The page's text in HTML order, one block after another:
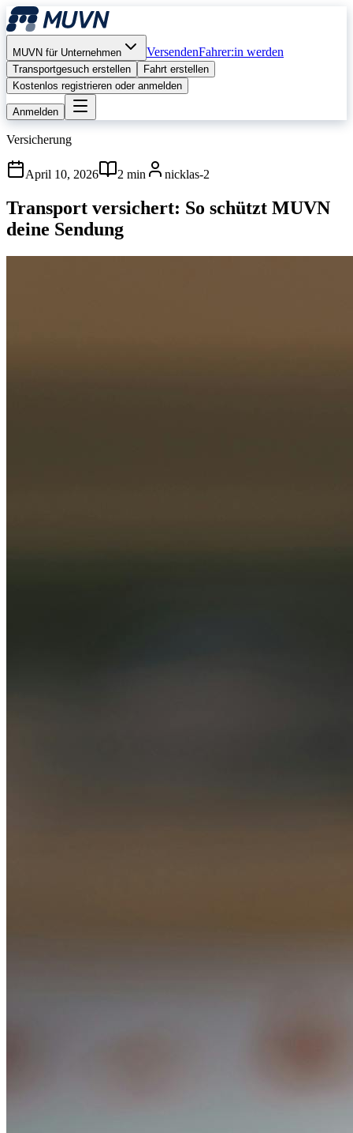
MUVN für Unternehmen VersendenFahrer:in werden
Transportgesuch erstellen
Fahrt erstellen
Kostenlos registrieren oder anmelden
Anmelden
Versicherung
April 10, 2026 2 min nicklas-2
Transport versichert: So schützt MUVN
deine Sendung